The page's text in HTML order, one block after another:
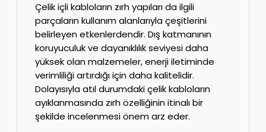
Çelik içli kabloların zırh yapıları da ilgili
parçaların kullanım alanlarıyla çeşitlerini
belirleyen etkenlerdendir. Dış katmanının
koruyuculuk ve dayanıklılık seviyesi daha
yüksek olan malzemeler, enerji iletiminde
verimliliği artırdığı için daha kalitelidir.
Dolayısıyla atıl durumdaki çelik kabloların
ayıklanmasında zırh özelliğinin itinalı bir
şekilde incelenmesi önem arz eder.